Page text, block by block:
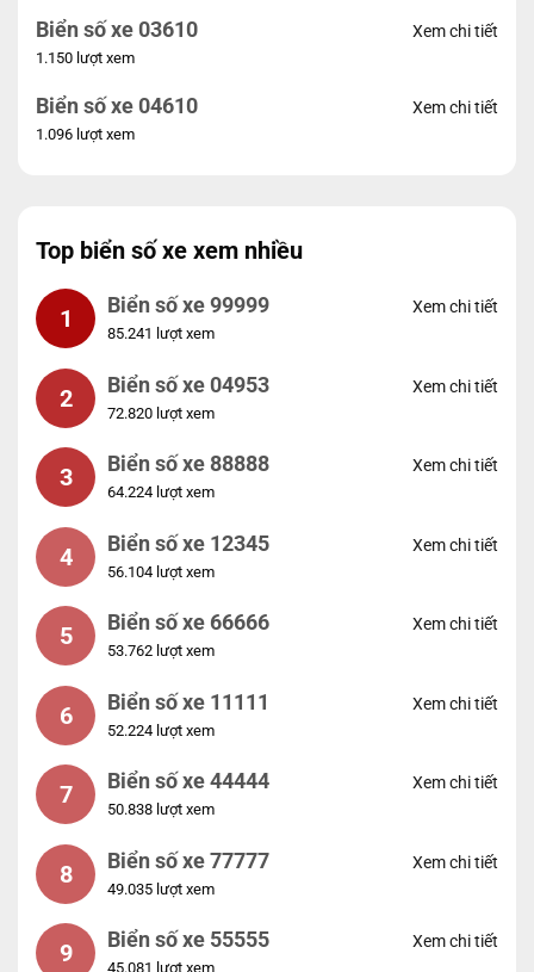
Biển số xe 03610
1.150 lượt xem
Xem chi tiết
Biển số xe 04610
1.096 lượt xem
Xem chi tiết
Top biển số xe xem nhiều
1 Biển số xe 99999
85.241 lượt xem
Xem chi tiết
2 Biển số xe 04953
72.820 lượt xem
Xem chi tiết
3 Biển số xe 88888
64.224 lượt xem
Xem chi tiết
4 Biển số xe 12345
56.104 lượt xem
Xem chi tiết
5 Biển số xe 66666
53.762 lượt xem
Xem chi tiết
6 Biển số xe 11111
52.224 lượt xem
Xem chi tiết
7 Biển số xe 44444
50.838 lượt xem
Xem chi tiết
8 Biển số xe 77777
49.035 lượt xem
Xem chi tiết
9 Biển số xe 55555
45.081 lượt xem
Xem chi tiết